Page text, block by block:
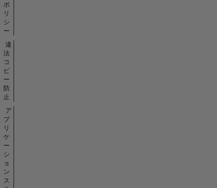
ポ
リ
シ
ー
違
法
コ
ピ
ー
防
止
ア
プ
リ
ケ
ー
シ
ョ
ン
ス